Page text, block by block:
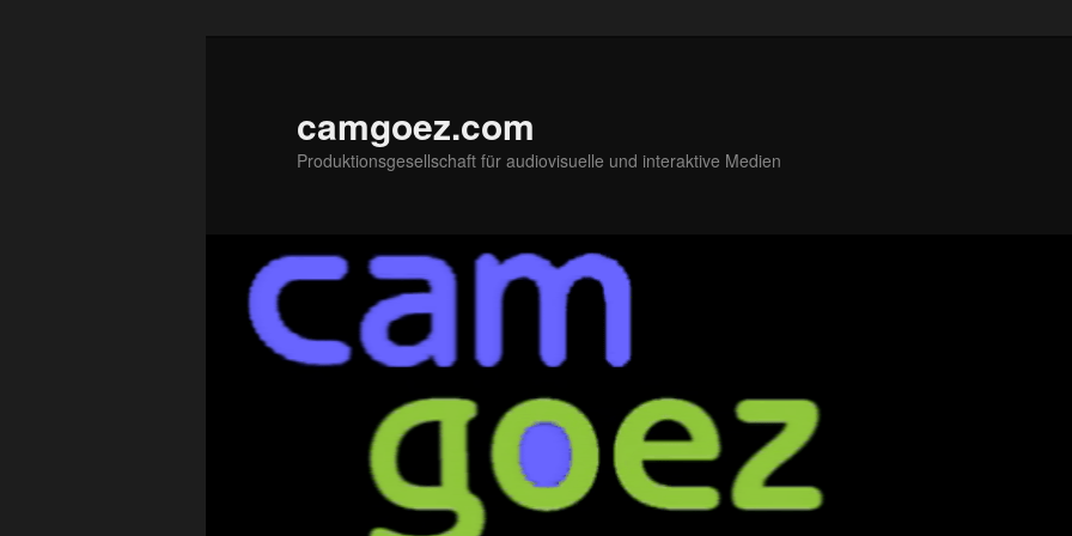
camgoez.com
Produktionsgesellschaft für audiovisuelle und interaktive Medien